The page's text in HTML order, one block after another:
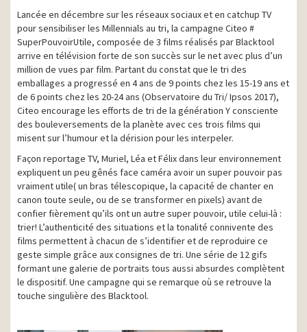
Lancée en décembre sur les réseaux sociaux et en catchup TV
pour sensibiliser les Millennials au tri, la campagne Citeo #
SuperPouvoirUtile, composée de 3 films réalisés par Blacktool
arrive en télévision forte de son succès sur le net avec plus d’un
million de vues par film. Partant du constat que le tri des
emballages a progressé en 4 ans de 9 points chez les 15-19 ans et
de 6 points chez les 20-24 ans (Observatoire du Tri/ Ipsos 2017),
Citeo encourage les efforts de tri de la génération Y consciente
des bouleversements de la planète avec ces trois films qui
misent sur l’humour et la dérision pour les interpeler.
Façon reportage TV, Muriel, Léa et Félix dans leur environnement
expliquent un peu gênés face caméra avoir un super pouvoir pas
vraiment utile( un bras télescopique, la capacité de chanter en
canon toute seule, ou de se transformer en pixels) avant de
confier fièrement qu’ils ont un autre super pouvoir, utile celui-là :
trier! L’authenticité des situations et la tonalité connivente des
films permettent à chacun de s’identifier et de reproduire ce
geste simple grâce aux consignes de tri. Une série de 12 gifs
formant une galerie de portraits tous aussi absurdes complètent
le dispositif. Une campagne qui se remarque où se retrouve la
touche singulière des Blacktool.